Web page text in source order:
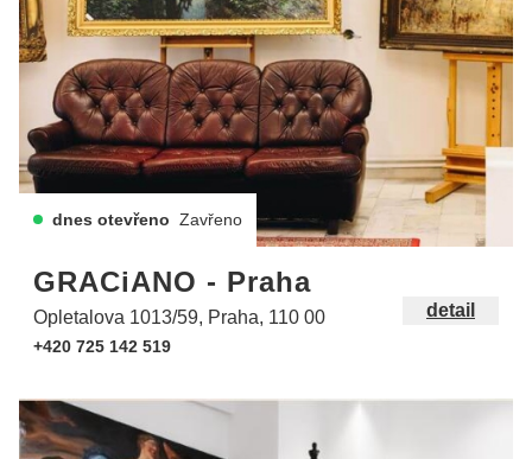
dnes otevřeno Zavřeno
GRACiANO - Praha
Opletalova 1013/59, Praha, 110 00
+420 725 142 519
detail